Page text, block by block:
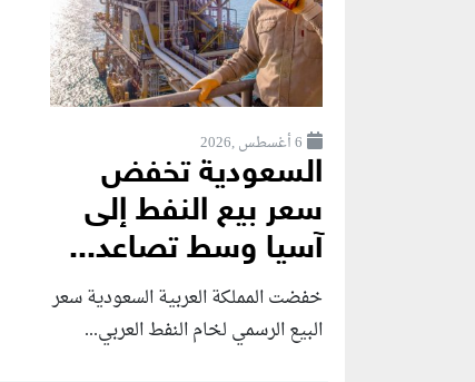
6 أغسطس ,2026
السعودية تخفض
سعر بيع النفط إلى
آسيا وسط تصاعد...
خفضت المملكة العربية السعودية سعر
البيع الرسمي لخام النفط العربي...